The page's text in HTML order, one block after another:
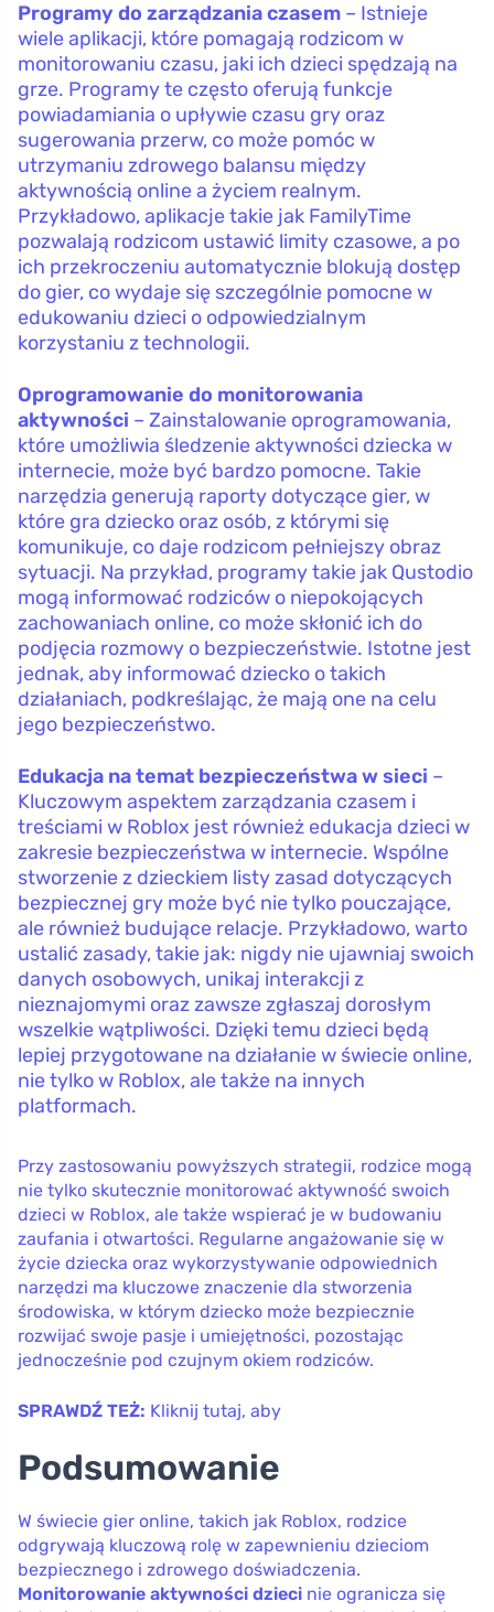
Programy do zarządzania czasem – Istnieje
wiele aplikacji, które pomagają rodzicom w
monitorowaniu czasu, jaki ich dzieci spędzają na
grze. Programy te często oferują funkcje
powiadamiania o upływie czasu gry oraz
sugerowania przerw, co może pomóc w
utrzymaniu zdrowego balansu między
aktywnością online a życiem realnym.
Przykładowo, aplikacje takie jak FamilyTime
pozwalają rodzicom ustawić limity czasowe, a po
ich przekroczeniu automatycznie blokują dostęp
do gier, co wydaje się szczególnie pomocne w
edukowaniu dzieci o odpowiedzialnym
korzystaniu z technologii.
Oprogramowanie do monitorowania
aktywności – Zainstalowanie oprogramowania,
które umożliwia śledzenie aktywności dziecka w
internecie, może być bardzo pomocne. Takie
narzędzia generują raporty dotyczące gier, w
które gra dziecko oraz osób, z którymi się
komunikuje, co daje rodzicom pełniejszy obraz
sytuacji. Na przykład, programy takie jak Qustodio
mogą informować rodziców o niepokojących
zachowaniach online, co może skłonić ich do
podjęcia rozmowy o bezpieczeństwie. Istotne jest
jednak, aby informować dziecko o takich
działaniach, podkreślając, że mają one na celu
jego bezpieczeństwo.
Edukacja na temat bezpieczeństwa w sieci –
Kluczowym aspektem zarządzania czasem i
treściami w Roblox jest również edukacja dzieci w
zakresie bezpieczeństwa w internecie. Wspólne
stworzenie z dzieckiem listy zasad dotyczących
bezpiecznej gry może być nie tylko pouczające,
ale również budujące relacje. Przykładowo, warto
ustalić zasady, takie jak: nigdy nie ujawniaj swoich
danych osobowych, unikaj interakcji z
nieznajomymi oraz zawsze zgłaszaj dorosłym
wszelkie wątpliwości. Dzięki temu dzieci będą
lepiej przygotowane na działanie w świecie online,
nie tylko w Roblox, ale także na innych
platformach.
Przy zastosowaniu powyższych strategii, rodzice mogą
nie tylko skutecznie monitorować aktywność swoich
dzieci w Roblox, ale także wspierać je w budowaniu
zaufania i otwartości. Regularne angażowanie się w
życie dziecka oraz wykorzystywanie odpowiednich
narzędzi ma kluczowe znaczenie dla stworzenia
środowiska, w którym dziecko może bezpiecznie
rozwijać swoje pasje i umiejętności, pozostając
jednocześnie pod czujnym okiem rodziców.
SPRAWDŹ TEŻ: Kliknij tutaj, aby
Podsumowanie
W świecie gier online, takich jak Roblox, rodzice
odgrywają kluczową rolę w zapewnieniu dzieciom
bezpiecznego i zdrowego doświadczenia.
Monitorowanie aktywności dzieci nie ogranicza się